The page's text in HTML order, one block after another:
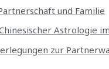
und Familie
Astrologie
zur